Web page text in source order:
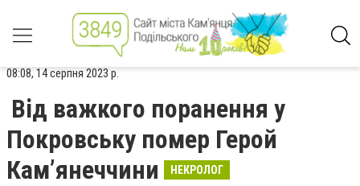
08:08, 14 серпня 2023 р.
Від важкого поранення у
Покровську помер Герой
Камʼянеччини
НЕКРОЛОГ